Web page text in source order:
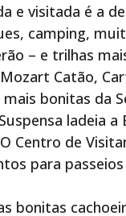
e visitada é a de
camping,
– e trilhas
Catão,
bonitas da
ladeia a
Centro de
para
bonitas